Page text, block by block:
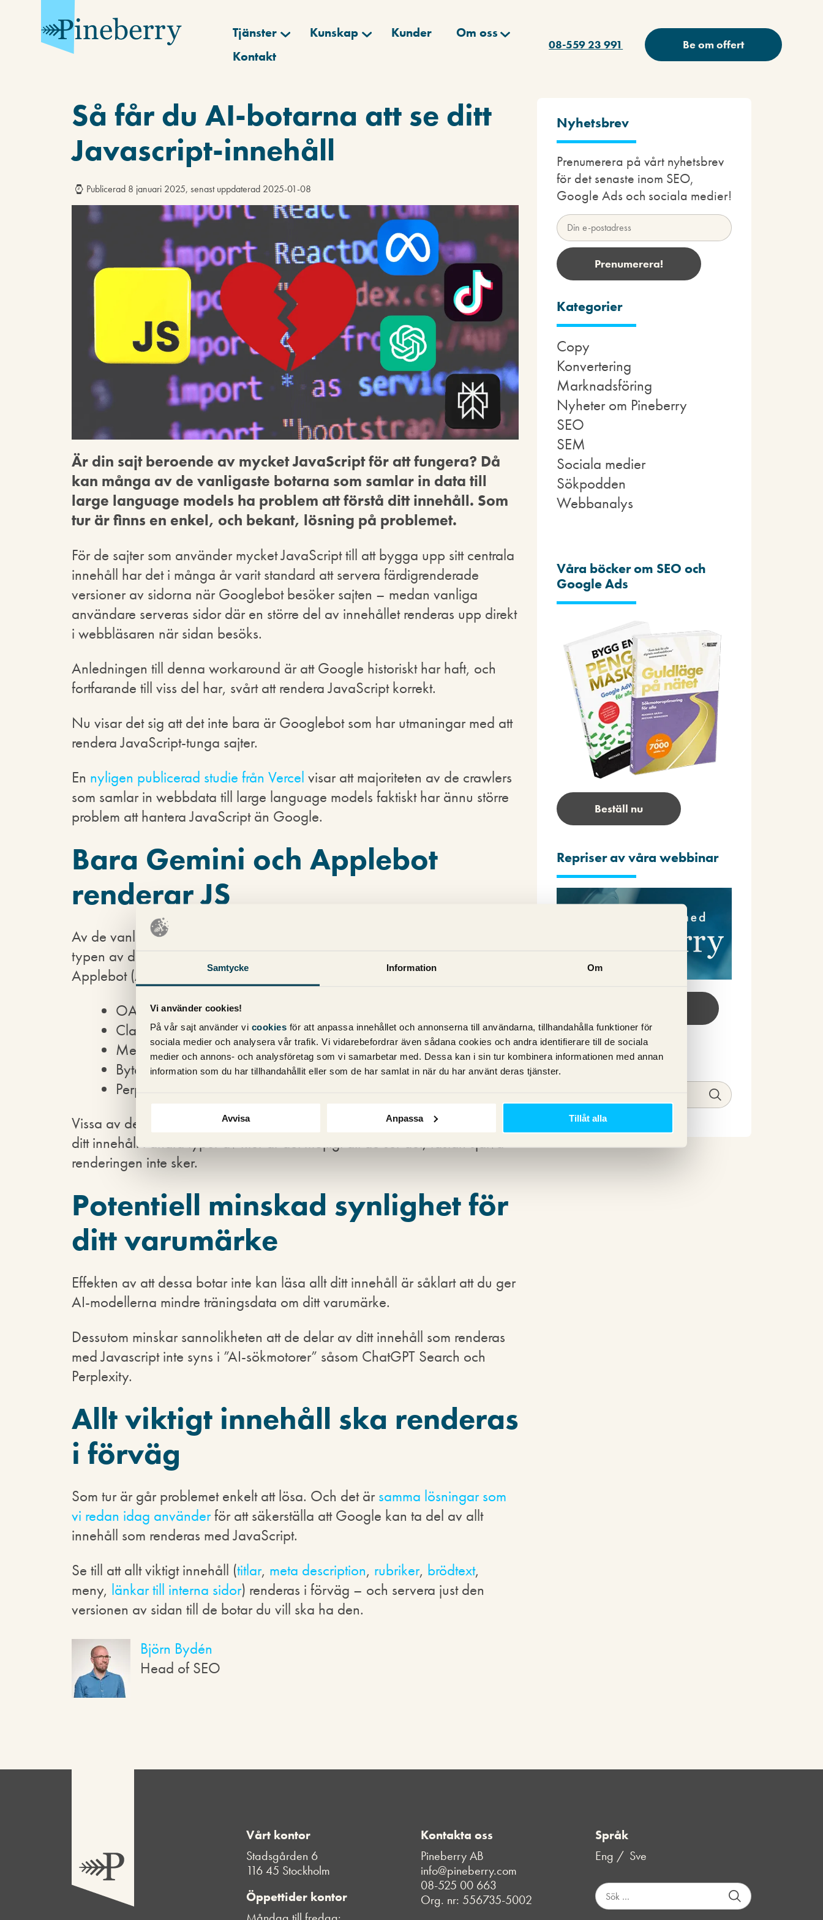
Samtycke Information Om
Vi använder cookies!
På vår sajt använder vi cookies för att anpassa innehållet och annonserna till användarna, tillhandahålla funktioner för
sociala medier och analysera vår trafik. Vi vidarebefordrar även sådana cookies och andra identifierare till de sociala
medier och annons- och analysföretag som vi samarbetar med. Dessa kan i sin tur kombinera informationen med annan
information som du har tillhandahållit eller som de har samlat in när du har använt deras tjänster.
Avvisa Anpassa Tillåt alla
Tjänster Kunskap Kunder
Om oss
Kontakt
08-559 23 991 Be om offert
Så får du AI-botarna att se ditt
Javascript-innehåll
Publicerad 8 januari 2025, senast uppdaterad 2025-01-08
Är din sajt beroende av mycket JavaScript för att fungera? Då
kan många av de vanligaste botarna som samlar in data till
large language models ha problem att förstå ditt innehåll. Som
tur är finns en enkel, och bekant, lösning på problemet.
För de sajter som använder mycket JavaScript till att bygga upp sitt centrala
innehåll har det i många år varit standard att servera färdigrenderade
versioner av sidorna när Googlebot besöker sajten – medan vanliga
användare serveras sidor där en större del av innehållet renderas upp direkt
i webbläsaren när sidan besöks.
Anledningen till denna workaround är att Google historiskt har haft, och
fortfarande till viss del har, svårt att rendera JavaScript korrekt.
Nu visar det sig att det inte bara är Googlebot som har utmaningar med att
rendera JavaScript-tunga sajter.
En nyligen publicerad studie från Vercel visar att majoriteten av de crawlers
som samlar in webbdata till large language models faktiskt har ännu större
problem att hantera JavaScript än Google.
Bara Gemini och Applebot
renderar JS
Av de vanligaste botarna som crawlar Internet för att samla in den här
typen av data är det enligt analysen i dagsläget bara Gemini (Google) och
Applebot (Apple) som renderar JavaScript. Däremot ingen av dessa:
OAI-SearchBot, ChatGPT-User & GPTBot (OpenAI)
ClaudeBot (Anthropic)
Meta-ExternalAgent (Meta)
Bytespider (ByteDance/TikTok)
PerplexityBot (Perplexity)
Vissa av dessa botar kan dock hämta och läsa andra filer än html. Så finns
ditt innehåll i andra typer av filer är det möjligt att de ser det, fastän själva
renderingen inte sker.
Potentiell minskad synlighet för
ditt varumärke
Effekten av att dessa botar inte kan läsa allt ditt innehåll är såklart att du ger
AI-modellerna mindre träningsdata om ditt varumärke.
Dessutom minskar sannolikheten att de delar av ditt innehåll som renderas
med Javascript inte syns i ”AI-sökmotorer” såsom ChatGPT Search och
Perplexity.
Allt viktigt innehåll ska renderas
i förväg
Som tur är går problemet enkelt att lösa. Och det ärsamma lösningar som
vi redan idag använderför att säkerställa att Google kan ta del av allt
innehåll som renderas med JavaScript.
Se till att allt viktigt innehåll (titlar, meta description, rubriker, brödtext,
meny, länkar till interna sidor) renderas i förväg – och servera just den
versionen av sidan till de botar du vill ska ha den.
Björn Bydén
Head of SEO
Nyhetsbrev
Prenumerera på vårt nyhetsbrev
för det senaste inom SEO,
Google Ads och sociala medier!
Kategorier
Copy
Konvertering
Marknadsföring
Nyheter om Pineberry
SEO
SEM
Sociala medier
Sökpodden
Webbanalys
Våra böcker om SEO och
Google Ads
Beställ nu
Repriser av våra webbinar
Sök
Vårt kontor
Stadsgården 6
116 45 Stockholm
Öppettider kontor
Kontakta oss
Pineberry AB
info@pineberry.com
08-525 00 663
Org. nr: 556735-5002
Språk
Eng
Sve
S
ö
k